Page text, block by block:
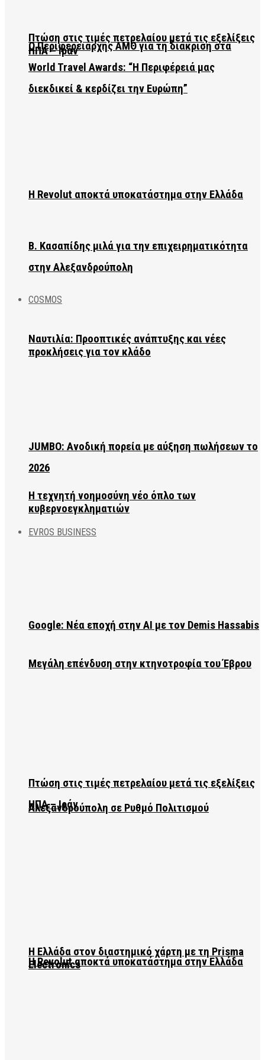
Ο Περιφερειάρχης ΑΜΘ για τη διάκριση στα
World Travel Awards: “Η Περιφέρειά μας
διεκδικεί & κερδίζει την Ευρώπη”
Β. Κασαπίδης μιλά για την επιχειρηματικότητα
στην Αλεξανδρούπολη
COSMOS
JUMBO: Ανοδική πορεία με αύξηση πωλήσεων το
2026
Google: Νέα εποχή στην AI με τον Demis Hassabis
Πτώση στις τιμές πετρελαίου μετά τις εξελίξεις
ΗΠΑ – Ιράν
Η Revolut αποκτά υποκατάστημα στην Ελλάδα
Πτώση στις τιμές πετρελαίου μετά τις εξελίξεις
ΗΠΑ – Ιράν
Η Revolut αποκτά υποκατάστημα στην Ελλάδα
Ναυτιλία: Προοπτικές ανάπτυξης και νέες
προκλήσεις για τον κλάδο
Η τεχνητή νοημοσύνη νέο όπλο των
κυβερνοεγκληματιών
EVROS BUSINESS
Μεγάλη επένδυση στην κτηνοτροφία του Έβρου
Αλεξανδρούπολη σε Ρυθμό Πολιτισμού
Η Ελλάδα στον διαστημικό χάρτη με τη Prisma
Electronics